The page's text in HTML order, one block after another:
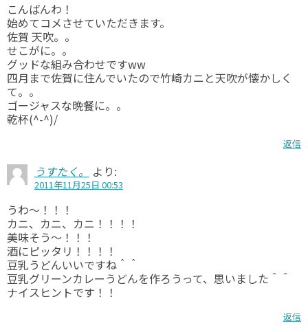
こんばんわ！
始めてコメさせていただきます。
佐賀 天吹。。
せこがに。。
グッドな組み合わせですww
四月まで佐賀に住んでいたので竹崎カニと天吹が懐かしく
て。。
ゴージャスな晩餐に。。
乾杯(^-^)/
返信
うすたく。 より:
2011年11月25日 00:53
うわ～！！！
カニ、カニ、カニ！！！！
美味そう～！！！
酒にピッタリ！！！！
豆乳うどんいいですね＾＾
豆乳グリーンカレーうどんを作ろうって、思いました＾＾
ナイスヒントです！！
返信